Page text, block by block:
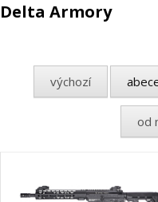
Delta Armory
výchozí
od